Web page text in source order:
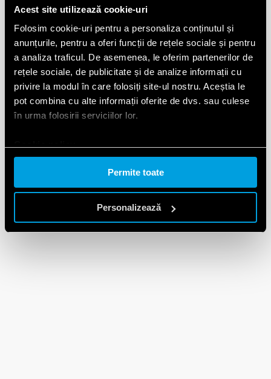
Acest site utilizează cookie-uri
Folosim cookie-uri pentru a personaliza conținutul și
anunțurile, pentru a oferi funcții de rețele sociale și pentru
a analiza traficul. De asemenea, le oferim partenerilor de
rețele sociale, de publicitate și de analize informații cu
privire la modul în care folosiți site-ul nostru. Aceștia le
pot combina cu alte informații oferite de dvs. sau culese
în urma folosirii serviciilor lor.
Permite toate
Personalizează